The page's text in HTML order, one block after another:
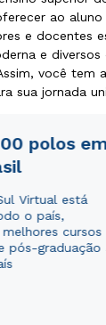
ao
e docentes
e diversos
você tem
sua jornada
polos
Virtual está
o país,
cursos
pós-graduação